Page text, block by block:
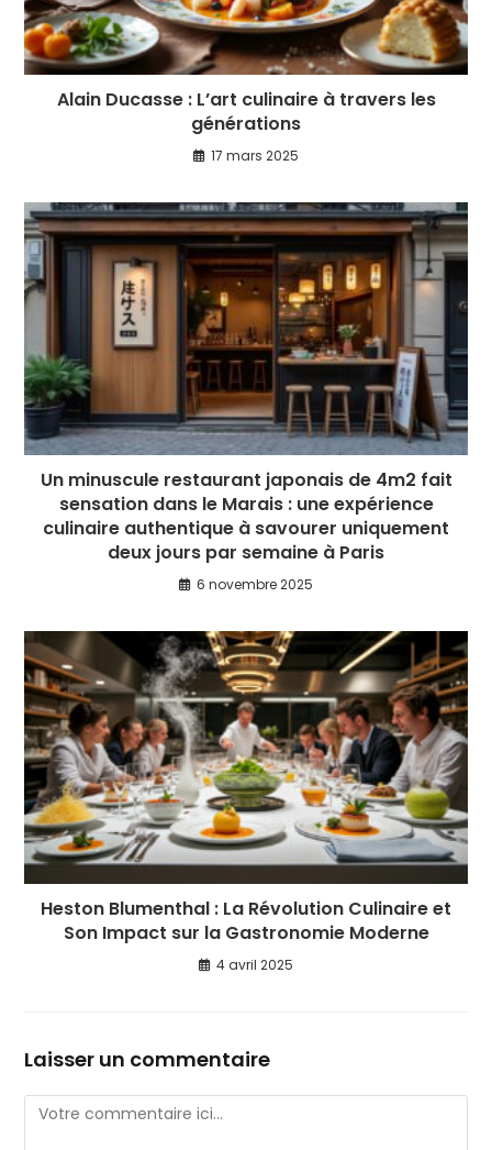
Alain Ducasse : L’art culinaire à travers les
générations
17 mars 2025
Un minuscule restaurant japonais de 4m2 fait
sensation dans le Marais : une expérience
culinaire authentique à savourer uniquement
deux jours par semaine à Paris
6 novembre 2025
Heston Blumenthal : La Révolution Culinaire et
Son Impact sur la Gastronomie Moderne
4 avril 2025
Laisser un commentaire